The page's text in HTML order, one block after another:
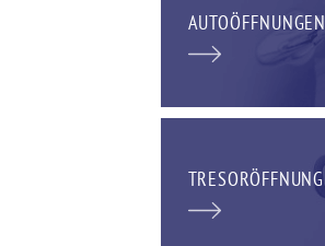
AUTOÖFFNUNGEN
TRESORÖFFNUNG